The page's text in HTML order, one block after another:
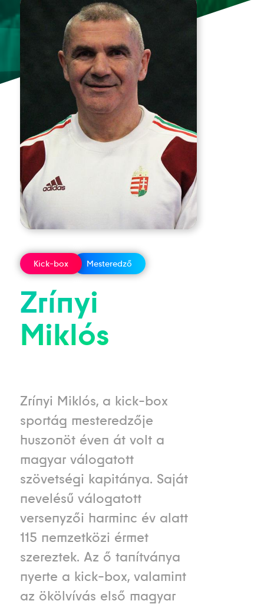
Kick-box Mesteredző
Zrínyi
Miklós
Zrínyi Miklós, a kick-box
sportág mesteredzője
huszonöt éven át volt a
magyar válogatott
szövetségi kapitánya. Saját
nevelésű válogatott
versenyzői harminc év alatt
115 nemzetközi érmet
szereztek. Az ő tanítványa
nyerte a kick-box, valamint
az ökölvívás első magyar